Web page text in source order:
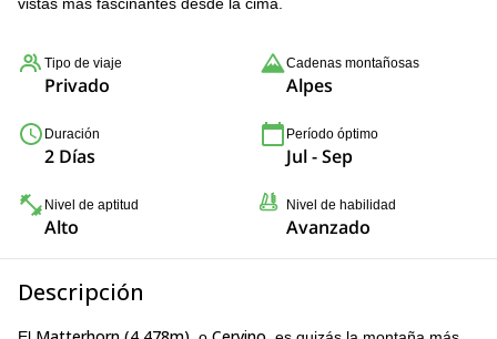
Tipo de viaje
Privado
Cadenas montañosas
Alpes
Duración
2 Días
Período óptimo
Jul - Sep
Nivel de aptitud
Alto
Nivel de habilidad
Avanzado
Descripción